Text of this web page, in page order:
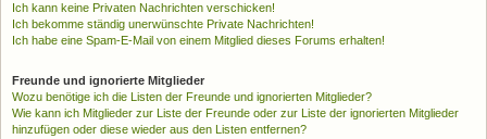
Ich kann keine Privaten Nachrichten verschicken!
Ich bekomme ständig unerwünschte Private Nachrichten!
Ich habe eine Spam-E-Mail von einem Mitglied dieses Forums erhalten!
Freunde und ignorierte Mitglieder
Wozu benötige ich die Listen der Freunde und ignorierten Mitglieder?
Wie kann ich Mitglieder zur Liste der Freunde oder zur Liste der ignorierten Mitglieder
hinzufügen oder diese wieder aus den Listen entfernen?